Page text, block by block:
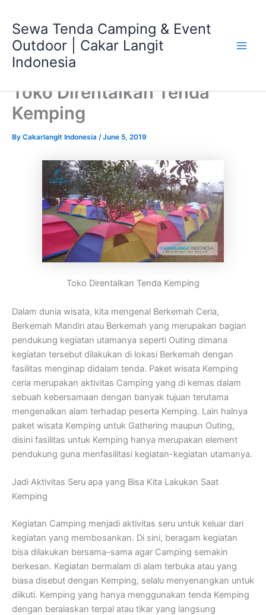
content
Sewa Tenda Camping & Event
Outdoor | Cakar Langit
Indonesia
Toko Direntalkan Tenda
Kemping
By Cakarlangit Indonesia /June 5, 2019
Toko Direntalkan Tenda Kemping
Dalam dunia wisata, kita mengenal Berkemah Ceria,
Berkemah Mandiri atau Berkemah yang merupakan bagian
pendukung kegiatan utamanya seperti Outing dimana
kegiatan tersebut dilakukan di lokasi Berkemah dengan
fasilitas menginap didalam tenda. Paket wisata Kemping
ceria merupakan aktivitas Camping yang di kemas dalam
sebuah kebersamaan dengan banyak tujuan terutama
mengenalkan alam terhadap peserta Kemping. Lain halnya
paket wisata Kemping untuk Gathering maupun Outing,
disini fasilitas untuk Kemping hanya merupakan element
pendukung guna menfasilitasi kegiatan-kegiatan utamanya.
Jadi Aktivitas Seru apa yang Bisa Kita Lakukan Saat
Kemping
Kegiatan Camping menjadi aktivitas seru untuk keluar dari
kegiatan yang membosankan. Di sini, beragam kegiatan
bisa dilakukan bersama-sama agar Camping semakin
berkesan. Kegiatan bermalam di alam terbuka atau yang
biasa disebut dengan Kemping, selalu menyenangkan untuk
diikuti. Kemping yang hanya menggunakan tenda Kemping
dengan beralaskan terpal atau tikar yang langsung